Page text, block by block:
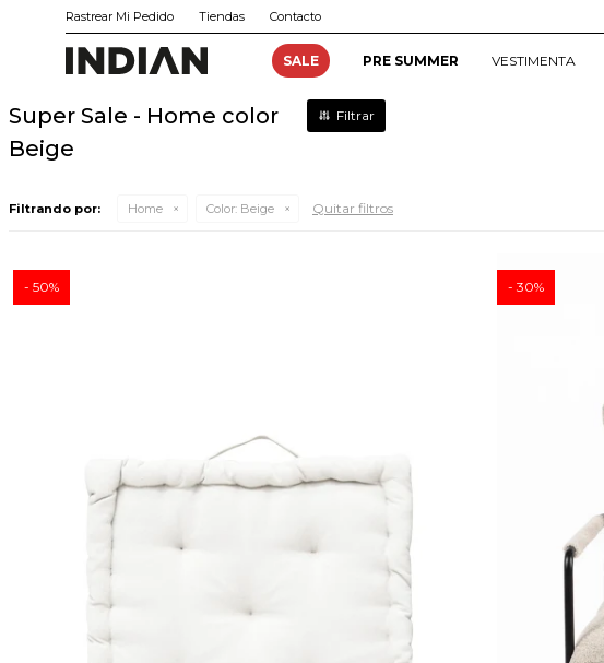
SALE PRE SUMMER VESTIMENTA
Rastrear Mi Pedido Tiendas Contacto
Super Sale - Home color
Beige
Filtrando por: Home Color: Beige Quitar filtros
50 30